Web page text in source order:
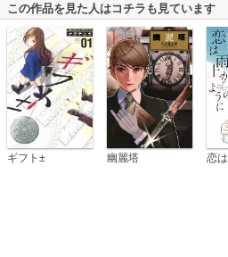
この作品を見た人はコチラも見ています
ギフト± 幽麗塔